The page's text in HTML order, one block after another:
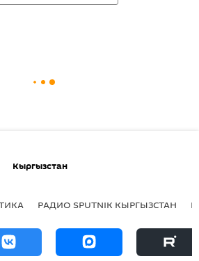
Кыргызстан
РАДИО SPUTNIK КЫРГЫЗСТАН